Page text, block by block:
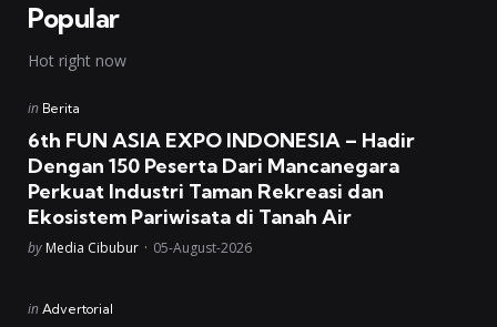
Popular
Hot right now
Posted
in Berita
6th FUN ASIA EXPO INDONESIA – Hadir
Dengan 150 Peserta Dari Mancanegara
Perkuat Industri Taman Rekreasi dan
Ekosistem Pariwisata di Tanah Air
Posted
by Media Cibubur 05-August-2026
Posted
in Advertorial